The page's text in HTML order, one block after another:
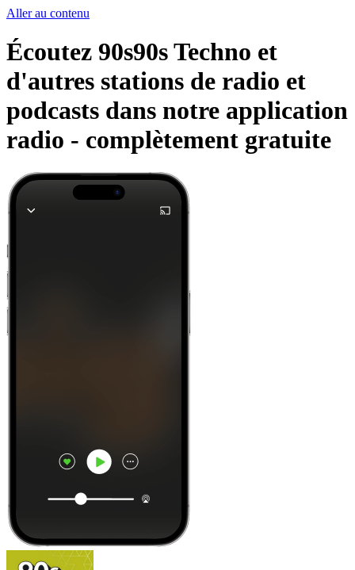
Aller au contenu
Écoutez 90s90s Techno et
d'autres stations de radio et
podcasts dans notre application
radio - complètement gratuite